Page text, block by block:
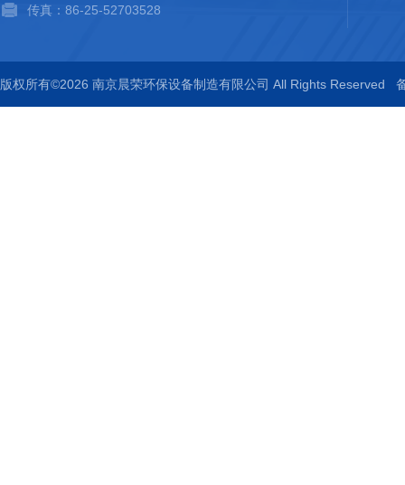
传真：86-25-52703528
版权所有©2026 南京晨荣环保设备制造有限公司 All Rights Reserved